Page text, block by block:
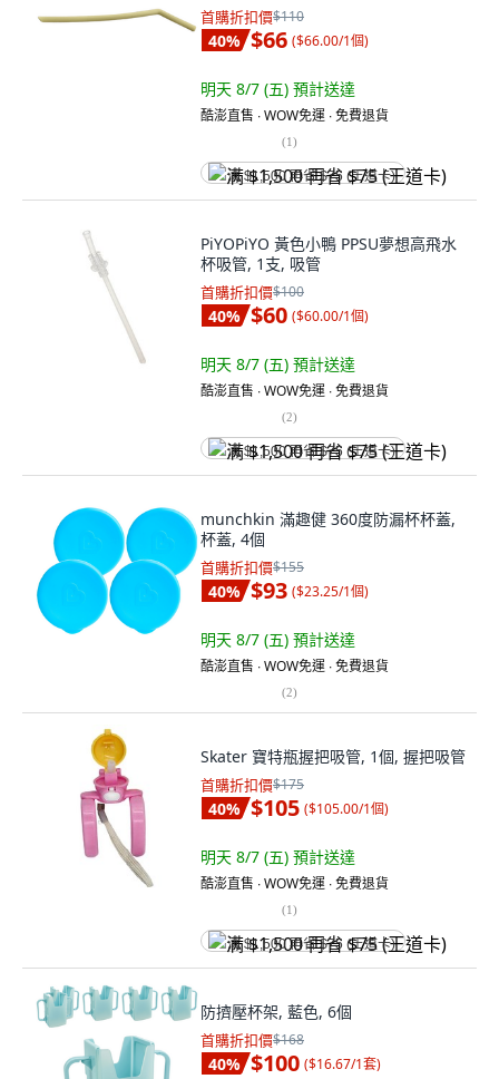
首購折扣價$110
40% $66 ($66.00/1個)
明天 8/7 (五) 預計送達
酷澎直售 ∙ WOW免運 ∙ 免費退貨
(1)
满 $1,500 再省 $75 (王道卡)
PiYOPiYO 黃色小鴨 PPSU夢想高飛水
杯吸管, 1支, 吸管
首購折扣價$100
40% $60 ($60.00/1個)
明天 8/7 (五) 預計送達
酷澎直售 ∙ WOW免運 ∙ 免費退貨
(2)
满 $1,500 再省 $75 (王道卡)
munchkin 滿趣健 360度防漏杯杯蓋,
杯蓋, 4個
首購折扣價$155
40% $93 ($23.25/1個)
明天 8/7 (五) 預計送達
酷澎直售 ∙ WOW免運 ∙ 免費退貨
(2)
Skater 寶特瓶握把吸管, 1個, 握把吸管
首購折扣價$175
40% $105 ($105.00/1個)
明天 8/7 (五) 預計送達
酷澎直售 ∙ WOW免運 ∙ 免費退貨
(1)
满 $1,500 再省 $75 (王道卡)
防擠壓杯架, 藍色, 6個
首購折扣價$168
40% $100 ($16.67/1套)